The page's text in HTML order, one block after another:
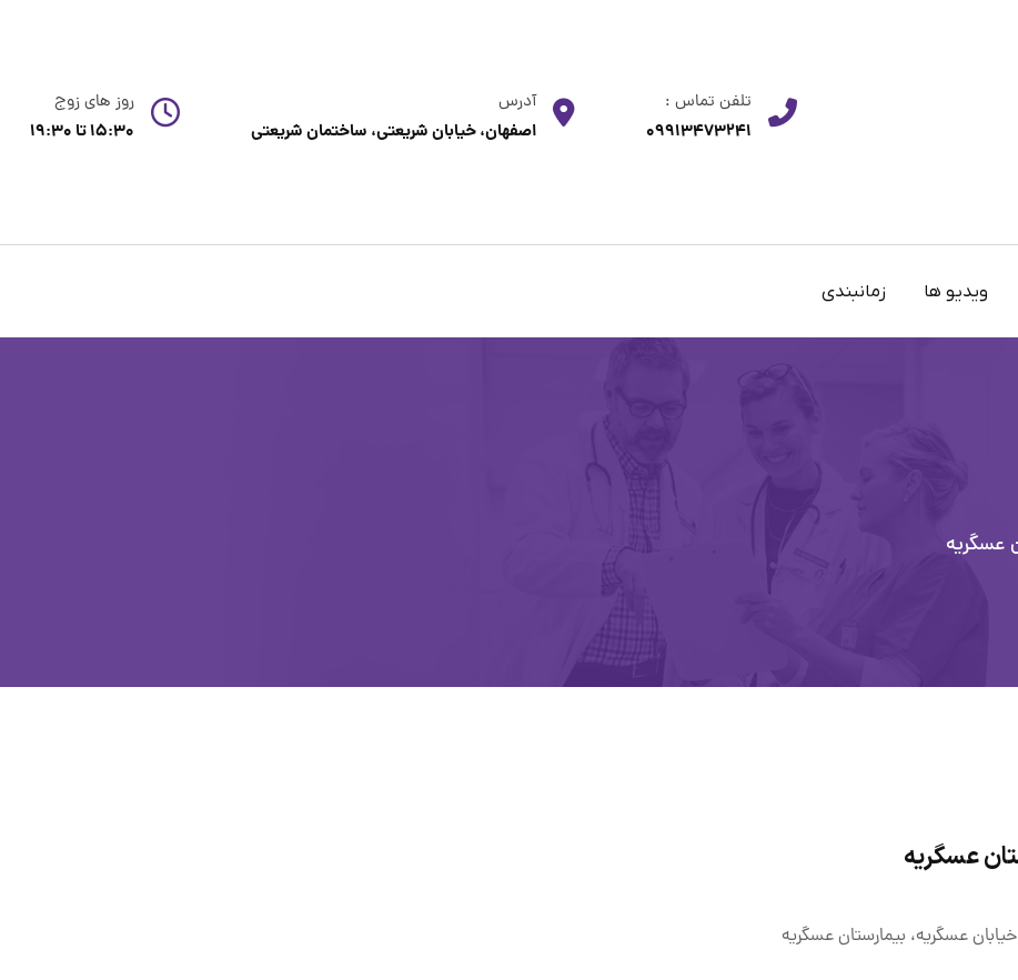
تلفن تماس :
09913473241
آدرس
اصفهان، خیابان شریعتی، ساختمان شریعتی
روز های زوج
15:30 تا 19:30
ویدیو ها زمانبندی
عسگریه
عسگریه
عسگریه، بیمارستان عسگریه